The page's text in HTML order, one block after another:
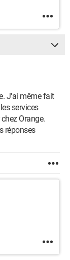
J'ai même fait
services
Orange.
réponses